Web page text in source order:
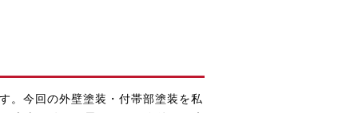
。今回の外壁塗装・付帯部塗装を私